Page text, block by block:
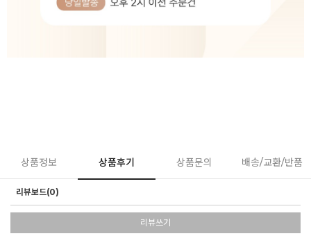
상품정보 상품후기 상품문의 배송/교환/반품
리뷰보드(0)
리뷰쓰기